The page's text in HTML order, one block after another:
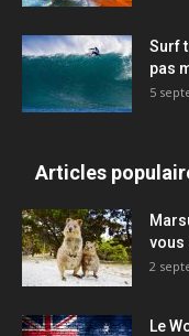
Surf
pas
5
Articles
vous
2
Le